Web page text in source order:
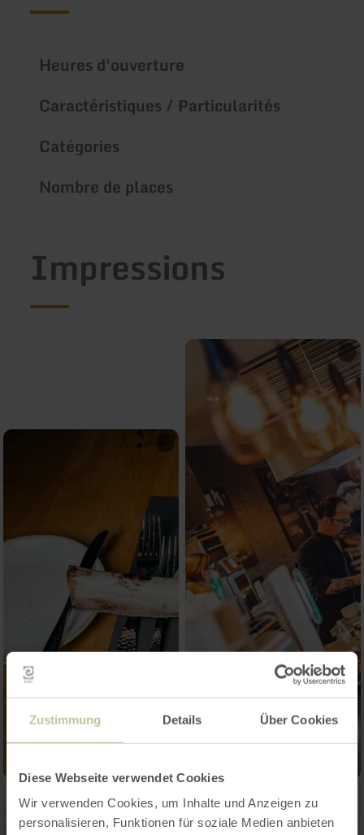
Zustimmung Details Über Cookies
Diese Webseite verwendet Cookies
Wir verwenden Cookies, um Inhalte und Anzeigen zu
personalisieren, Funktionen für soziale Medien anbieten
Heures d'ouverture
Caractéristiques / Particularités
Catégories
Nombre de places
Impressions